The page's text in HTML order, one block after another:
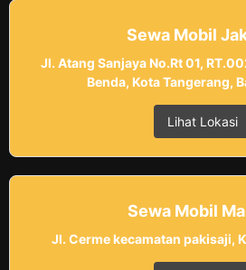
Sewa Mobil
Jl. Atang Sanjaya No.Rt 01,
Benda, Kota Tangerang,
Lihat Lokasi
Sewa Mobil
Jl. Cerme kecamatan pakisaji,